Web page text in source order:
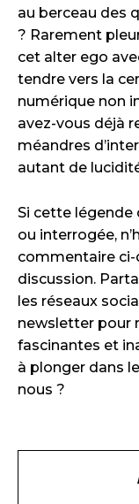
au berceau des
? Rarement
cet alter ego
tendre vers la
numérique non
avez-vous déjà
méandres
autant de
Si cette légende
ou interrogée,
commentaire ci-
discussion.
les réseaux
newsletter pour
fascinantes et
à plonger dans
nous ?